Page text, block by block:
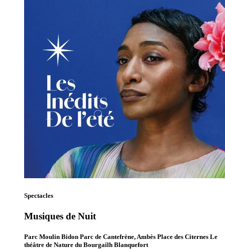
Spectacles
Musiques de Nuit
Parc Moulin Bidon Parc de Cantefrène, Ambès Place des Citernes Le
théâtre de Nature du Bourgailh Blanquefort